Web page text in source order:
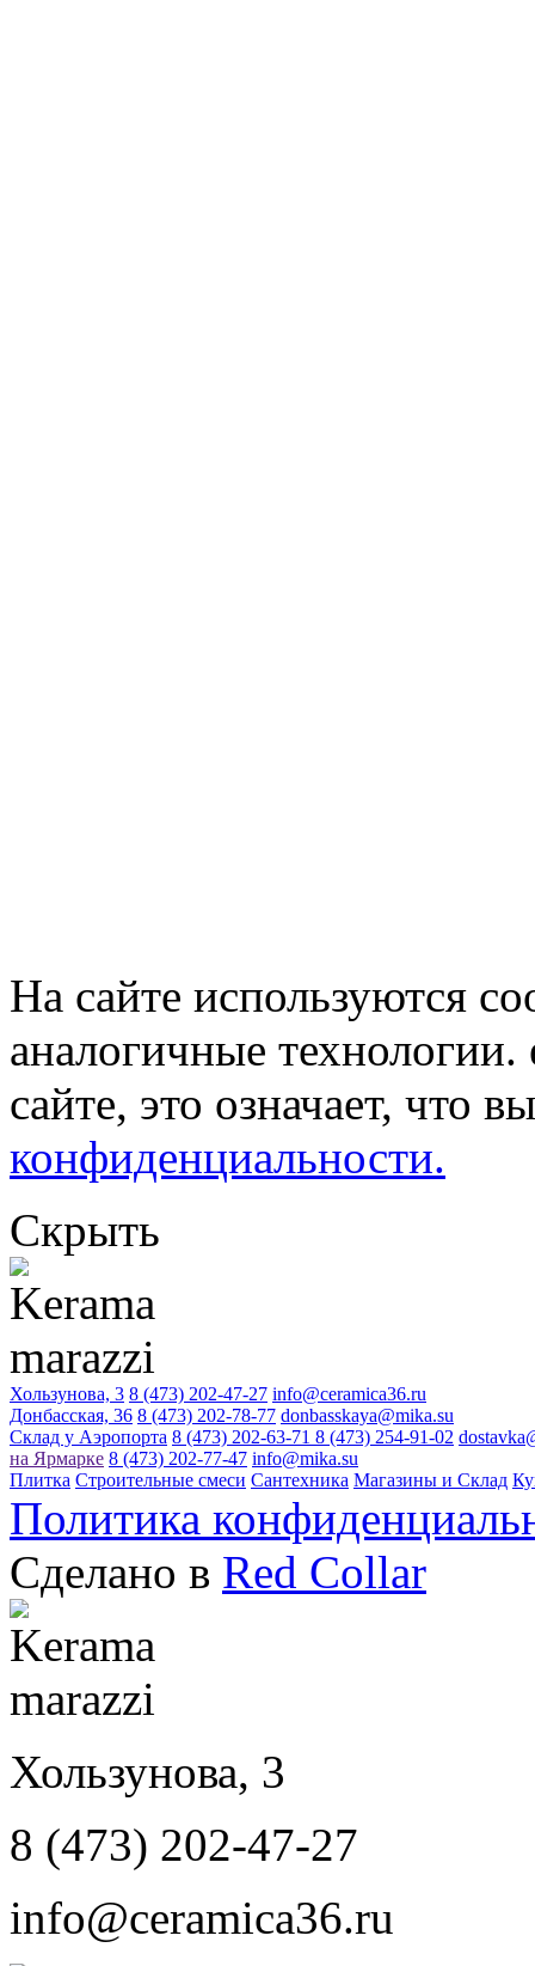
На сайте используются
аналогичные
сайте, это означает, что
конфиденциальности.
Скрыть
Хользунова, 3 8 (473) 202-47-27 info@ceramica36.ru
Донбасская, 36 8 (473) 202-78-77 donbasskaya@mika.su
Склад у Аэропорта 8 (473) 202-63-71 8 (473) 254-91-02
на Ярмарке 8 (473) 202-77-47 info@mika.su
Плитка Строительные смеси Сантехника Магазины и Склад
Политика
Сделано в Red Collar
Хользунова, 3
8 (473) 202-47-27
info@ceramica36.ru